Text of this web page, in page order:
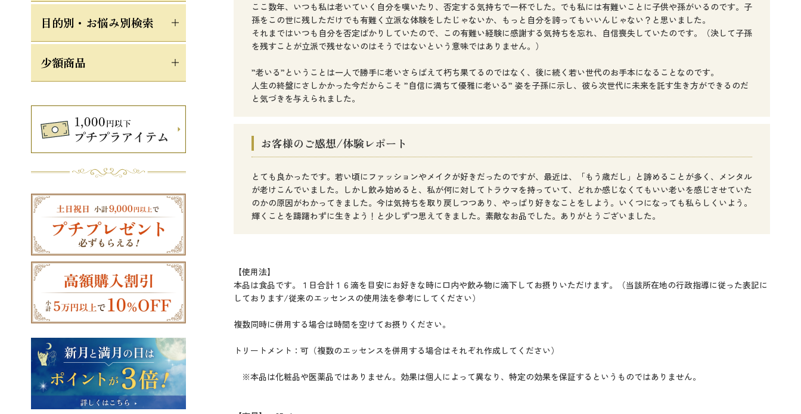
ここ数年、いつも私は老いていく自分を嘆いたり、否定する気持ちで一杯でした。でも私には有難いことに子供や孫がいるのです。子
孫をこの世に残しただけでも有難く立派な体験をしたじゃないか、もっと自分を誇ってもいいんじゃない？と思いました。
それまではいつも自分を否定ばかりしていたので、この有難い経験に感謝する気持ちを忘れ、自信喪失していたのです。（決して子孫
を残すことが立派で残せないのはそうではないという意味ではありません。）
”老いる”ということは一人で勝手に老いさらばえて朽ち果てるのではなく、後に続く若い世代のお手本になることなのです。
人生の終盤にさしかかった今だからこそ ”自信に満ちて優雅に老いる” 姿を子孫に示し、彼ら次世代に未来を託す生き方ができるのだ
と気づきを与えられました。
お客様のご感想/体験レポート
とても良かったです。若い頃にファッションやメイクが好きだったのですが、最近は、「もう歳だし」と諦めることが多く、メンタル
が老けこんでいました。しかし飲み始めると、私が何に対してトラウマを持っていて、どれか感じなくてもいい老いを感じさせていた
のかの原因がわかってきました。今は気持ちを取り戻しつつあり、やっぱり好きなことをしよう。いくつになっても私らしくいよう。
輝くことを躊躇わずに生きよう！と少しずつ思えてきました。素敵なお品でした。ありがとうございました。
【使用法】
本品は食品です。１日合計１６滴を目安にお好きな時に口内や飲み物に滴下してお摂りいただけます。（当該所在地の行政指導に従った表記に
しております/従来のエッセンスの使用法を参考にしてください）
複数同時に併用する場合は時間を空けてお摂りください。
トリートメント：可（複数のエッセンスを併用する場合はそれぞれ作成してください）
※本品は化粧品や医薬品ではありません。効果は個人によって異なり、特定の効果を保証するというものではありません。
目的別・お悩み別検索
少額商品